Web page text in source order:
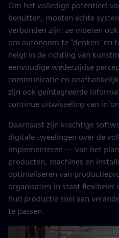
Om het volledige potentieel
benutten, moeten echte
verbonden zijn: ze moeten
om autonoom te "denken" en
neigt in de richting van
eenvoudige wederzijdse
communicatie en
zijn ook geïntegreerde
continue uitwisseling van
Daarnaast zijn krachtige
digitale tweelingen over de
implementeren — van het
producten, machines en
optimaliseren van
organisaties in staat flexibeler
hun productie snel aan
te passen.